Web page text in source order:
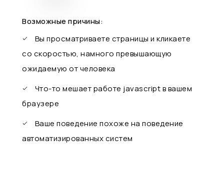
Возможные причины:
Вы просматриваете страницы и кликаете
со скоростью, намного превышающую
ожидаемую от человека
Что-то мешает работе javascript в вашем
браузере
Ваше поведение похоже на поведение
автоматизированных систем